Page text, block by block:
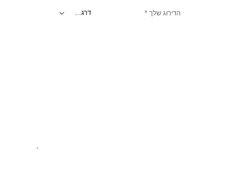
הדירוג שלך *